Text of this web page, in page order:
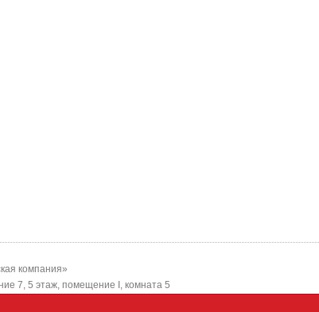
компания»
7, 5 этаж, помещение I, комната 5